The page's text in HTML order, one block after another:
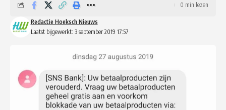
Laatst bijgewerkt: 3 september 2019 17:57
Redactie Hoeksch Nieuws
0 min lezen